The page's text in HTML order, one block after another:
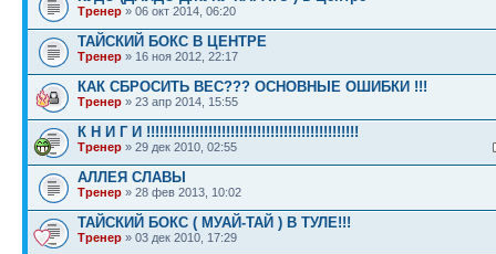
Тренер » 06 окт 2014, 06:20
ТАЙСКИЙ БОКС В ЦЕНТРЕ
Тренер » 16 ноя 2012, 22:17
КАК СБРОСИТЬ ВЕС??? ОСНОВНЫЕ ОШИБКИ !!!
Тренер » 23 апр 2014, 15:55
К Н И Г И !!!!!!!!!!!!!!!!!!!!!!!!!!!!!!!!!!!!!!!!!!!!!!!!
Тренер » 29 дек 2010, 02:55
АЛЛЕЯ СЛАВЫ
Тренер » 28 фев 2013, 10:02
ТАЙСКИЙ БОКС ( МУАЙ-ТАЙ ) В ТУЛЕ!!!
Тренер » 03 дек 2010, 17:29